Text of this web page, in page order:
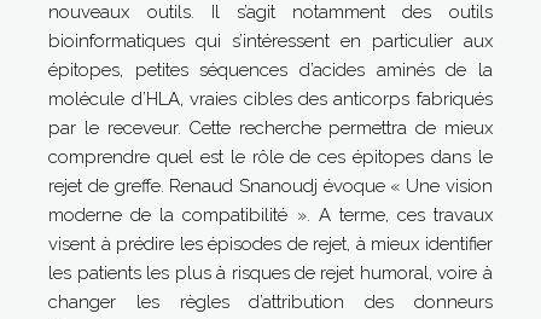
nouveaux outils. Il s’agit notamment des outils
bioinformatiques qui s’intéressent en particulier aux
épitopes, petites séquences d’acides aminés de la
molécule d’HLA, vraies cibles des anticorps fabriqués
par le receveur. Cette recherche permettra de mieux
comprendre quel est le rôle de ces épitopes dans le
rejet de greffe. Renaud Snanoudj évoque « Une vision
moderne de la compatibilité ». A terme, ces travaux
visent à prédire les épisodes de rejet, à mieux identifier
les patients les plus à risques de rejet humoral, voire à
changer les règles d’attribution des donneurs